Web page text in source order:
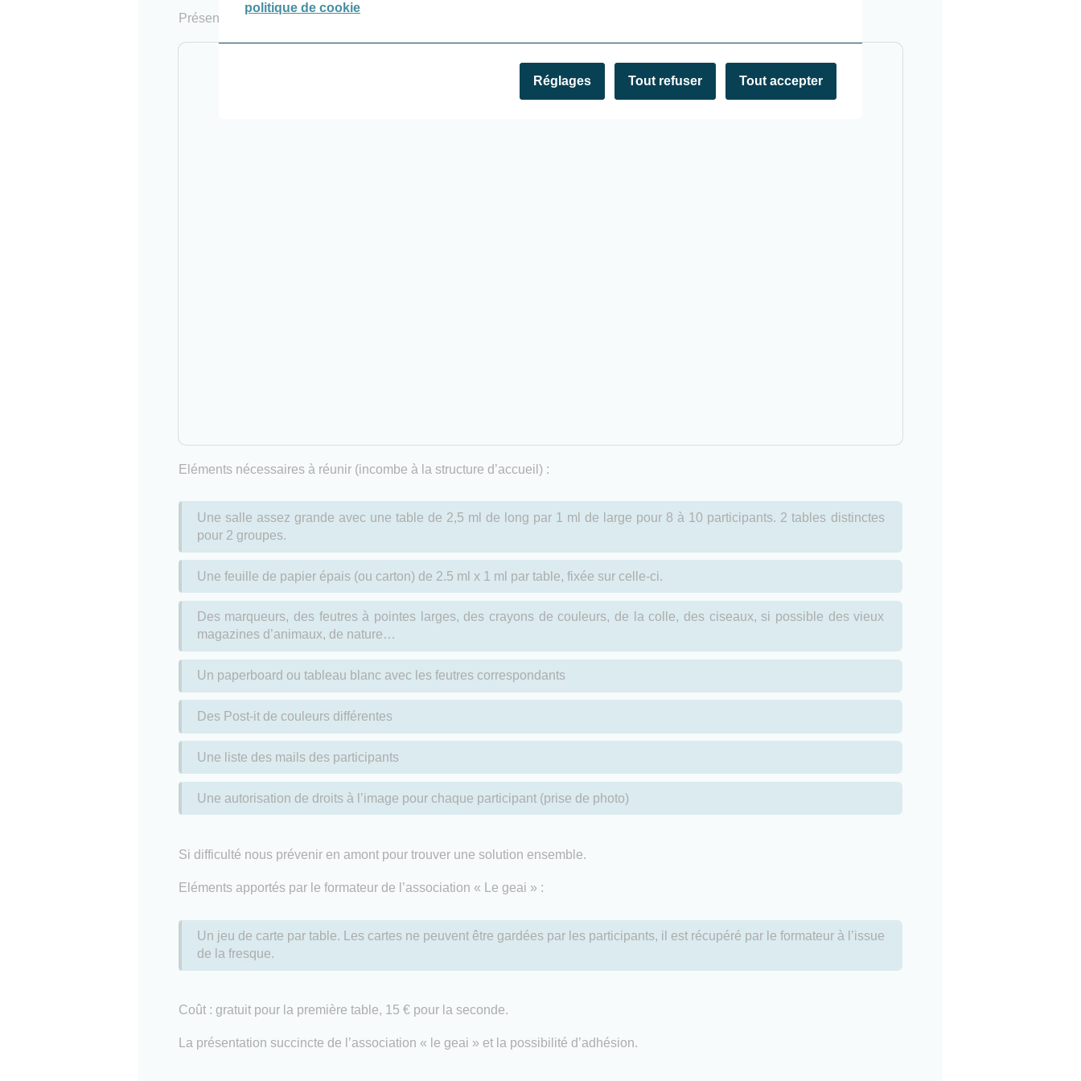
Présentation de l’atelier La Fresque du Climat.
Eléments nécessaires à réunir (incombe à la structure d’accueil) :
Une salle assez grande avec une table de 2,5 ml de long par 1 ml de large pour 8 à 10 participants. 2 tables distinctes
pour 2 groupes.
Une feuille de papier épais (ou carton) de 2.5 ml x 1 ml par table, fixée sur celle-ci.
Des marqueurs, des feutres à pointes larges, des crayons de couleurs, de la colle, des ciseaux, si possible des vieux
magazines d’animaux, de nature…
Un paperboard ou tableau blanc avec les feutres correspondants
Des Post-it de couleurs différentes
Une liste des mails des participants
Une autorisation de droits à l’image pour chaque participant (prise de photo)
Si difficulté nous prévenir en amont pour trouver une solution ensemble.
Eléments apportés par le formateur de l’association « Le geai » :
Un jeu de carte par table. Les cartes ne peuvent être gardées par les participants, il est récupéré par le formateur à l’issue
de la fresque.
Coût : gratuit pour la première table, 15 € pour la seconde.
La présentation succincte de l’association « le geai » et la possibilité d’adhésion.
politique de cookie
Réglages Tout refuser Tout accepter